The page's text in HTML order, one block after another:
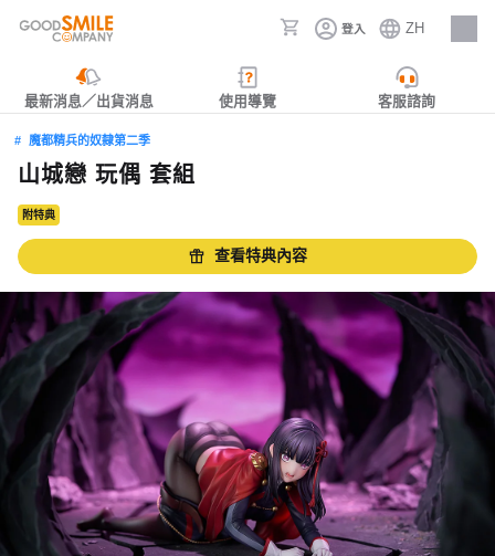
登入 ZH
人才招募
最新消息／出貨消息 使用導覽 客服諮詢
魔都精兵的奴隸第二季
山城戀 玩偶 套組
附特典
查看特典內容